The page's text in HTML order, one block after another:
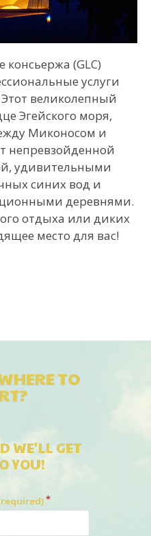
(GLC)
услуги
великолепный
Эгейского моря,
Миконосом и
непревзойденной
удивительными
синих вод и
деревнями.
отдыха или диких
место для вас!
TO
WE'LL GET
YOU!